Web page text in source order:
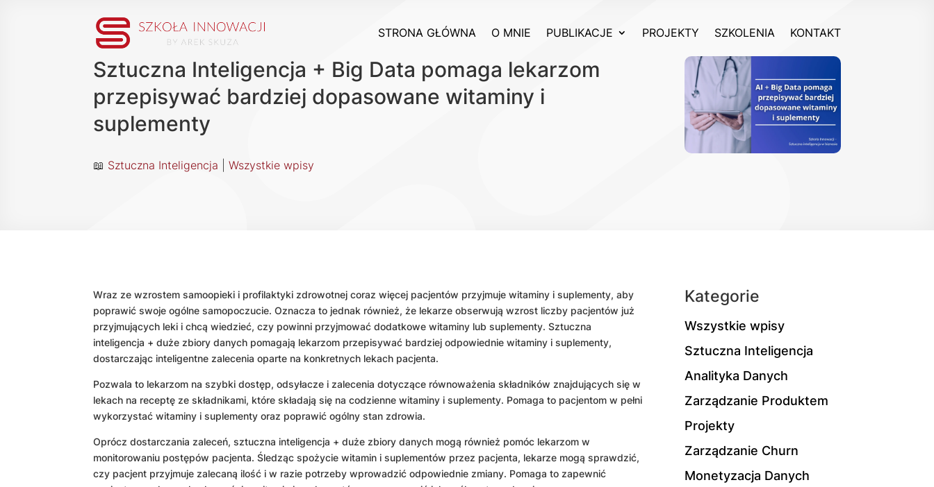
STRONA GŁÓWNA O MNIE PUBLIKACJE PROJEKTY SZKOLENIA KONTAKT
Sztuczna Inteligencja + Big Data pomaga lekarzom
przepisywać bardziej dopasowane witaminy i
suplementy
📖 Sztuczna Inteligencja |Wszystkie wpisy
Wraz ze wzrostem samoopieki i profilaktyki zdrowotnej coraz więcej pacjentów przyjmuje witaminy i suplementy, aby
poprawić swoje ogólne samopoczucie. Oznacza to jednak również, że lekarze obserwują wzrost liczby pacjentów już
przyjmujących leki i chcą wiedzieć, czy powinni przyjmować dodatkowe witaminy lub suplementy. Sztuczna
inteligencja + duże zbiory danych pomagają lekarzom przepisywać bardziej odpowiednie witaminy i suplementy,
dostarczając inteligentne zalecenia oparte na konkretnych lekach pacjenta.
Pozwala to lekarzom na szybki dostęp, odsyłacze i zalecenia dotyczące równoważenia składników znajdujących się w
lekach na receptę ze składnikami, które składają się na codzienne witaminy i suplementy. Pomaga to pacjentom w pełni
wykorzystać witaminy i suplementy oraz poprawić ogólny stan zdrowia.
Oprócz dostarczania zaleceń, sztuczna inteligencja + duże zbiory danych mogą również pomóc lekarzom w
monitorowaniu postępów pacjenta. Śledząc spożycie witamin i suplementów przez pacjenta, lekarze mogą sprawdzić,
czy pacjent przyjmuje zalecaną ilość i w razie potrzeby wprowadzić odpowiednie zmiany. Pomaga to zapewnić
Kategorie
Wszystkie wpisy
Sztuczna Inteligencja
Analityka Danych
Zarządzanie Produktem
Projekty
Zarządzanie Churn
Monetyzacja Danych